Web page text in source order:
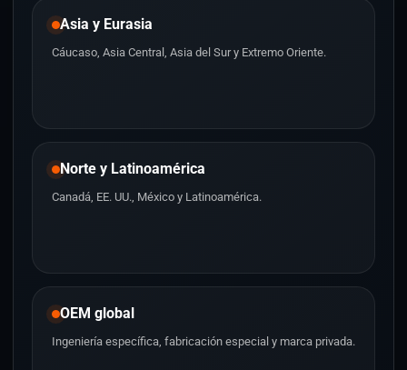
Asia y Eurasia
Cáucaso, Asia Central, Asia del Sur y Extremo Oriente.
Norte y Latinoamérica
Canadá, EE. UU., México y Latinoamérica.
OEM global
Ingeniería específica, fabricación especial y marca privada.